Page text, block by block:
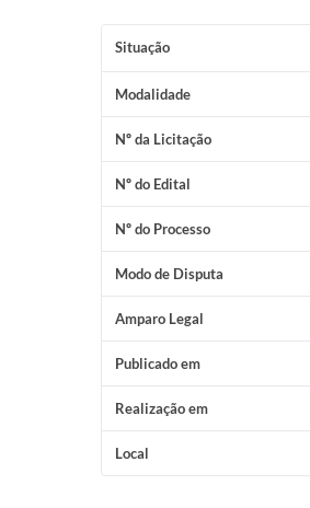
Situação
Modalidade
Nº da Licitação
Nº do Edital
Nº do Processo
Modo de Disputa
Amparo Legal
Publicado em
Realização em
Local